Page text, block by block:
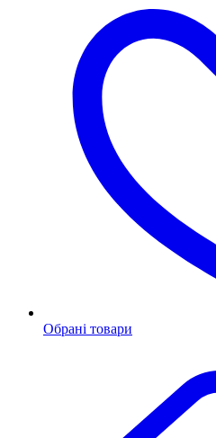
Обрані товари